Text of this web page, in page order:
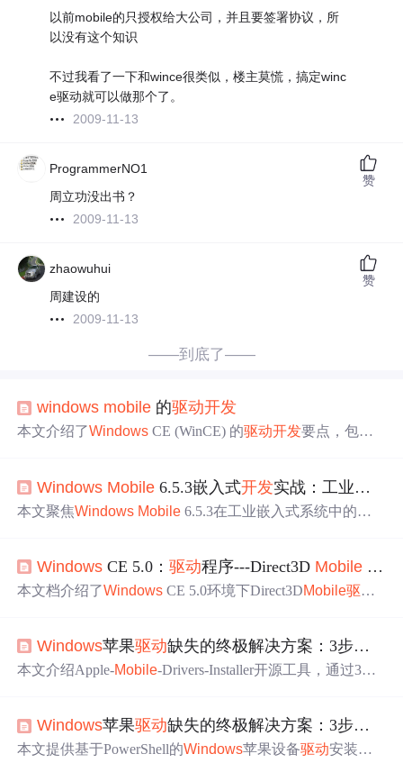
以前mobile的只授权给大公司，并且要签署协议，所
以没有这个知识
不过我看了一下和wince很类似，楼主莫慌，搞定winc
e驱动就可以做那个了。
2009-11-13
ProgrammerNO1
周立功没出书？
2009-11-13
赞
zhaowuhui
周建设的
2009-11-13
赞
——到底了——
windows mobile 的驱动开发
本文介绍了Windows CE (WinCE) 的驱动开发要点，包括
外，还对比了内嵌驱动与流驱动的不同，并指出了后续开
发的重点。
Windows Mobile 6.5.3嵌入式开发实战：工业系统逆向与
本文聚焦Windows Mobile 6.5.3在工业嵌入式系统中的深
TCP/IP栈注入，以及Remote Kernel Debugger调试技术。重
点解析注册表实时存储机制、USB描述符兼容性、CF卡Sto
信。
Windows CE 5.0：驱动程序---Direct3D Mobile 驱动
本文档介绍了Windows CE 5.0环境下Direct3DMobile驱动
Direct3DMobile参考驱动的相关信息。
Windows苹果驱动缺失的终极解决方案：3步快速安装完整
本文介绍Apple-Mobile-Drivers-Installer开源工具，通过3步P
三大核心驱动，解决iPhone/iPad仅识别为相机、USB网络
共享失效、开发环境无法识别设备等问题。方案支持Wind
Windows苹果驱动缺失的终极解决方案：3步实现iPhone完整连接
本文提供基于PowerShell的Windows苹果设备驱动安装方